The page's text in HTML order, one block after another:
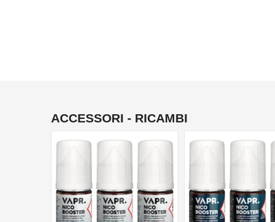
ACCESSORI - RICAMBI